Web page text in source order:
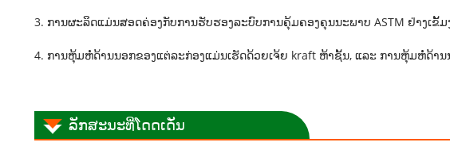
3. ການຜະລິດແມ່ນສອດຄ່ອງກັບການຮັບຮອງລະບົບການຄຸ້ມຄອງຄຸນນະພາບ ASTM ຢ່າງເຂັ້ມ
4. ການຫຸ້ມຫໍ່ດ້ານນອກຂອງແຕ່ລະກ່ອງແມ່ນເຮັດດ້ວຍເຈ້ຍ kraft ຫ້າຊັ້ນ, ແລະ ການຫຸ້ມຫໍ່ດ້ານ
ລັກສະນະທີ່ໂດດເດັ່ນ